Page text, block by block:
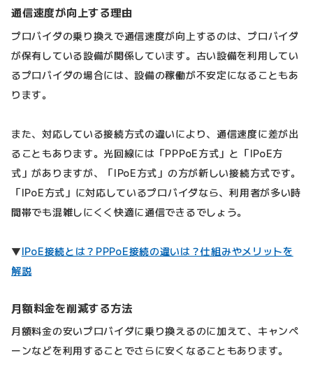
通信速度が向上する理由
プロバイダの乗り換えで通信速度が向上するのは、プロバイダ
が保有している設備が関係しています。古い設備を利用してい
るプロバイダの場合には、設備の稼働が不安定になることもあ
ります。
また、対応している接続方式の違いにより、通信速度に差が出
ることもあります。光回線には「PPPoE方式」と「IPoE方
式」がありますが、「IPoE方式」の方が新しい接続方式です。
「IPoE方式」に対応しているプロバイダなら、利用者が多い時
間帯でも混雑しにくく快適に通信できるでしょう。
▼IPoE接続とは？PPPoE接続の違いは？仕組みやメリットを
解説
月額料金を削減する方法
月額料金の安いプロバイダに乗り換えるのに加えて、キャンペ
ーンなどを利用することでさらに安くなることもあります。